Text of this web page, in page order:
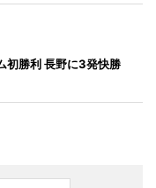
初勝利 長野に3発快勝